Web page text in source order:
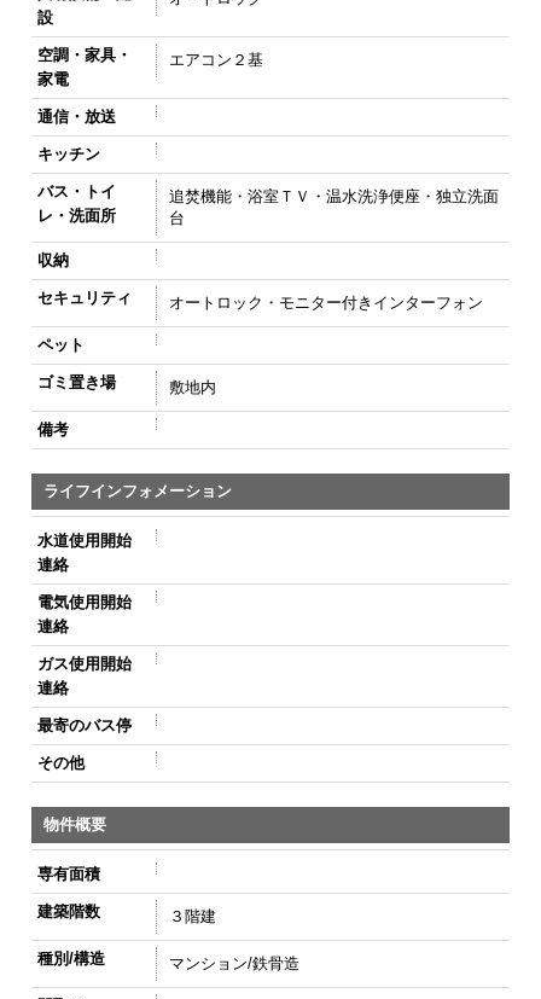
設
空調・家具・
家電
エアコン２基
通信・放送
キッチン
バス・トイ
レ・洗面所
追焚機能・浴室ＴＶ・温水洗浄便座・独立洗面
台
収納
セキュリティ オートロック・モニター付きインターフォン
ペット
ゴミ置き場 敷地内
備考
ライフインフォメーション
水道使用開始
連絡
電気使用開始
連絡
ガス使用開始
連絡
最寄のバス停
その他
物件概要
専有面積
建築階数 ３階建
種別/構造 マンション/鉄骨造